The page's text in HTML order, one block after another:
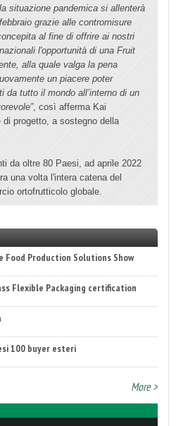
situazione pandemica si allenterà
grazie alle contromisure
al fine di offrire ai nostri
l'opportunità di una Fruit
alla quale valga la pena
un piacere poter
da tutto il mondo all’interno di un
, così afferma Kai
di progetto, a sostegno della
da oltre 80 Paesi, ad aprile 2022
una volta l'intera catena del
ortofrutticolo globale.
Production Solutions Show
Flexible Packaging certification
100 buyer esteri
Awards 2026 di FTA Europe
More >